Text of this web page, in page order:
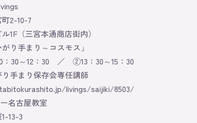
2-10-7
1F（三宮本通商店街内）
り手まり～コスモス」
：30～12：30 ／ ②13：30～15：30
手まり保存会専任講師
livings/saijiki/8503/
名古屋教室
13-3